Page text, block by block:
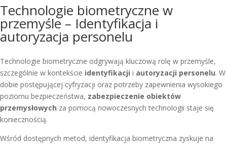
Technologie biometryczne w
przemyśle – Identyfikacja i
autoryzacja personelu
Technologie biometryczne odgrywają kluczową rolę w przemyśle,
szczególnie w kontekście identyfikacji i autoryzacji personelu. W
dobie postępującej cyfryzacji oraz potrzeby zapewnienia wysokiego
poziomu bezpieczeństwa, zabezpieczenie obiektów
przemysłowych za pomocą nowoczesnych technologii staje się
koniecznością.
Wśród dostępnych metod, identyfikacja biometryczna zyskuje na